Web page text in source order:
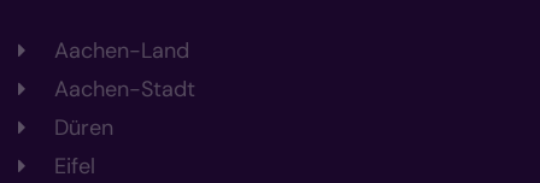
Aachen-Land
Aachen-Stadt
Düren
Eifel